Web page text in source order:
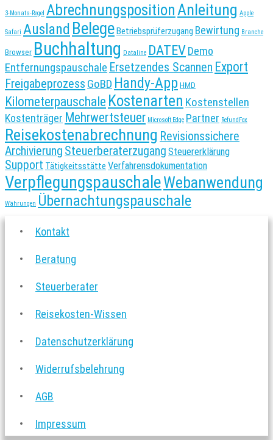
3-Monats-Regel AbrechnungspositionAnleitung Apple
Safari Ausland BelegeBetriebsprüferzugang Bewirtung Branche
Browser Buchhaltung Dataline DATEVDemo
Entfernungspauschale Ersetzendes Scannen Export
Freigabeprozess GoBD Handy-App HMD
Kilometerpauschale Kostenarten Kostenstellen
Kostenträger Mehrwertsteuer Microsoft Edge Partner RefundFox
Reisekostenabrechnung Revisionssichere
Archivierung Steuerberaterzugang Steuererklärung
Support Tätigkeitsstätte Verfahrensdokumentation
VerpflegungspauschaleWebanwendung
Währungen Übernachtungspauschale
Kontakt
Beratung
Steuerberater
Reisekosten-Wissen
Datenschutzerklärung
Widerrufsbelehrung
AGB
Impressum